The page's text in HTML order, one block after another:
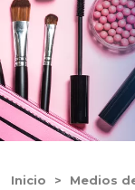
Inicio Medios